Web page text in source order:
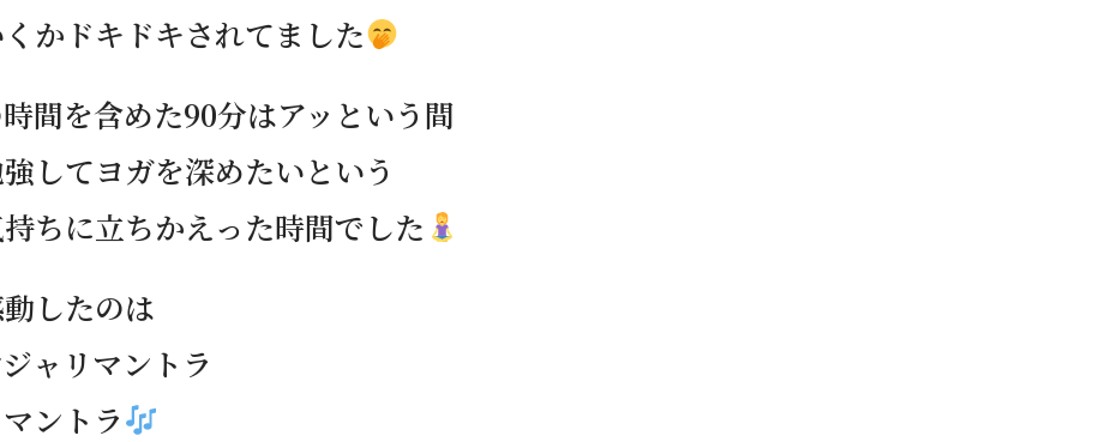
かドキドキされてました
間を含めた90分はアッという間
してヨガを深めたいという
ちに立ちかえった時間でした
したのは
ャリマントラ
ントラ